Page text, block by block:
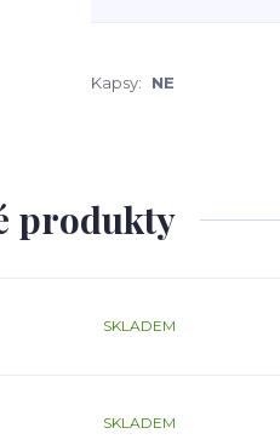
Kapsy: NE
produkty
SKLADEM
SKLADEM